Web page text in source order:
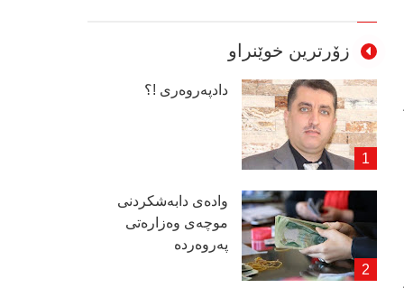
زۆرترین خوێنراو
دادپەروەری !؟
وادەی دابەشكردنی
موچەی وەزارەتی
پەروەردە